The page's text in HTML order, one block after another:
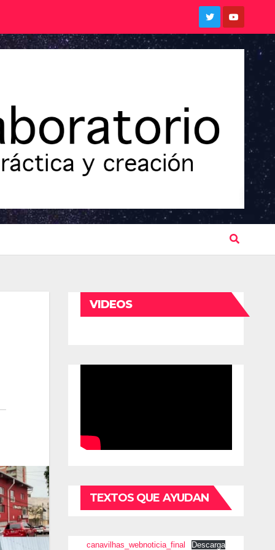
VIDEOS
TEXTOS QUE AYUDAN
canavilhas_webnoticia_final Descarga